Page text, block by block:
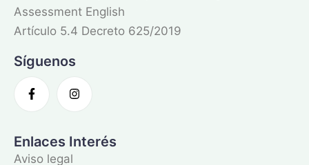
Assessment English
Artículo 5.4 Decreto 625/2019
Síguenos
Enlaces Interés
Aviso legal